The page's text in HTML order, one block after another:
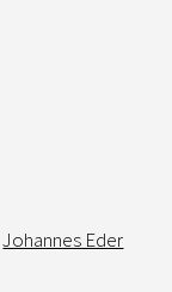
Johannes Eder